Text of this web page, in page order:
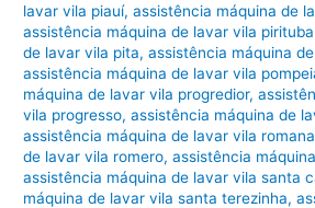
lavar vila piauí,assistência máquina de
assistência máquina de lavar vila pirituba
de lavar vila pita,assistência máquina
assistência máquina de lavar vila
máquina de lavar vila progredior,
vila progresso,assistência máquina de
assistência máquina de lavar vila romana
de lavar vila romero,assistência
assistência máquina de lavar vila santa
máquina de lavar vila santa terezinha,